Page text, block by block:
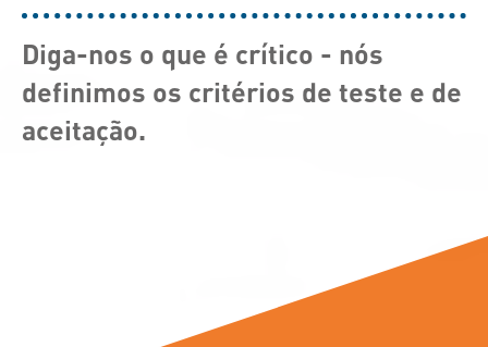
Diga-nos o que é crítico - nós
definimos os critérios de teste e de
aceitação.